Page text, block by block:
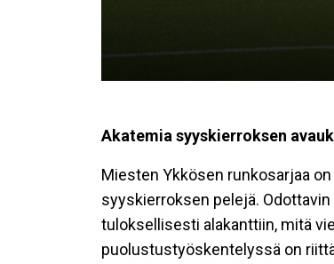
Akatemia syyskierroksen
Miesten Ykkösen runkosarjaa
syyskierroksen pelejä.
tuloksellisesti alakanttiin, mitä
puolustustyöskentelyssä on